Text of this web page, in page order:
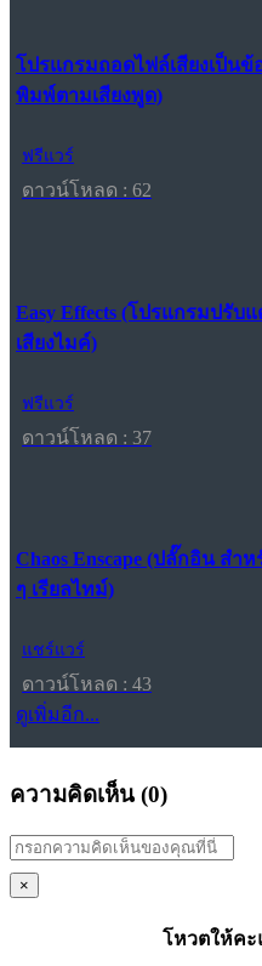
โปรแกรมถอดไฟล์เสียงเป็น
พิมพ์ตามเสียงพูด)
ฟรีแวร์
ดาวน์โหลด : 62
Easy Effects (โปรแกรมปรับ
เสียงไมค์)
ฟรีแวร์
ดาวน์โหลด : 37
Chaos Enscape (ปลั๊กอิน สำ
ๆ เรียลไทม์)
แชร์แวร์
ดาวน์โหลด : 43
ดูเพิ่มอีก...
ความคิดเห็น (0)
×
โหวตให้ค